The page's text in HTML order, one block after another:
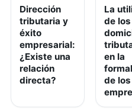
Dirección
tributaria y
éxito
empresarial:
¿Existe una
relación
directa?
La
de los
en la
de los